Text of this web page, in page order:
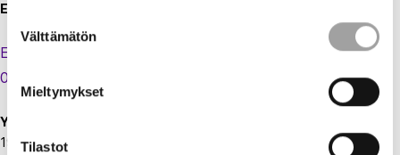
Suostumuksen
valinta
Välttämätön
Mieltymykset
Tilastot
Energiateollisuus ry
Eteläranta 10,
00130 Helsinki
Y-tunnus:
1924697-5